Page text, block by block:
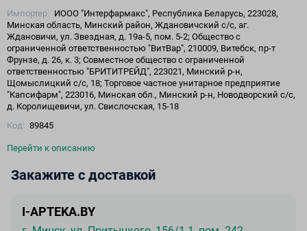
Импортер: ИООО "Интерфармакс", Республика Беларусь, 223028,
Минская область, Минский район, Ждановичский с/с, аг.
Ждановичи, ул. Звездная, д. 19а-5, пом. 5-2; Общество с
ограниченной ответственностью "ВитВар", 210009, Витебск, пр-т
Фрунзе, д. 26, к. 3; Совместное общество с ограниченной
ответственностью "БРИТИТРЕЙД", 223021, Минский р-н,
Щомыслицкий с/с, 18; Торговое частное унитарное предприятие
"Капсифарм", 223016, Минская обл., Минский р-н, Новодворский с/с,
д. Королищевичи, ул. Свислочская, 15-18
Код: 89845
Перейти к описанию
Закажите с доставкой
I-APTEKA.BY